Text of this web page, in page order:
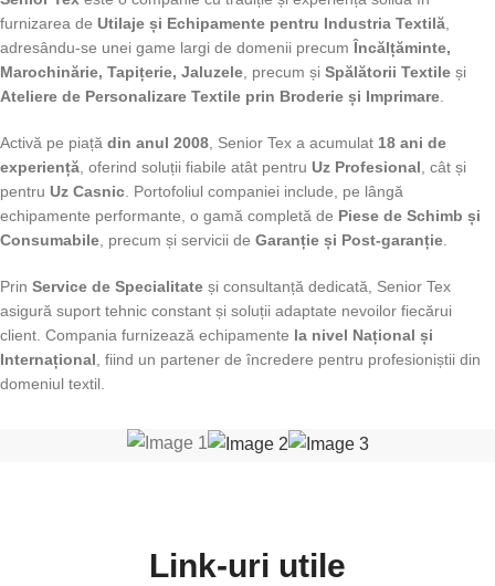
furnizarea de Utilaje și Echipamente pentru Industria Textilă
adresându-se unei game largi de domenii precum Încălțăminte,
Marochinărie, Tapițerie, Jaluzele , precum și Spălătorii Textile și
Ateliere de Personalizare Textile prin Broderie și Imprimare
Activă pe piață din anul 2008 , Senior Tex a acumulat 18 ani de
experiență , oferind soluții fiabile atât pentru Uz Profesional , cât și
pentru Uz Casnic . Portofoliul companiei include, pe lângă
echipamente performante, o gamă completă de Piese de Schimb și
Consumabile , precum și servicii de Garanție și Post-garanție
Prin Service de Specialitate și consultanță dedicată, Senior Tex
asigură suport tehnic constant și soluții adaptate nevoilor fiecărui
client. Compania furnizează echipamente la nivel Național și
Internațional , fiind un partener de încredere pentru profesioniștii din
domeniul textil.
Link-uri utile